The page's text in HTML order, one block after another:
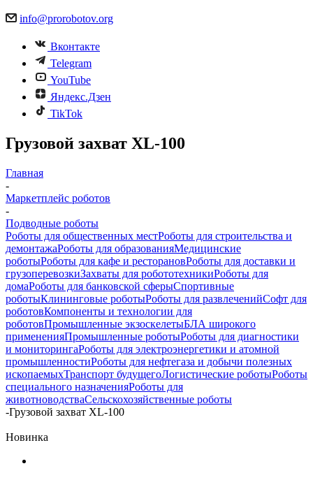
info@prorobotov.org
Вконтакте
Telegram
YouTube
Яндекс.Дзен
TikTok
Грузовой захват XL-100
Главная
-
Маркетплейс роботов
-
Подводные роботы
Роботы для общественных местРоботы для строительства и
демонтажаРоботы для образованияМедицинские
роботыРоботы для кафе и ресторановРоботы для доставки и
грузоперевозкиЗахваты для робототехникиРоботы для
домаРоботы для банковской сферыСпортивные
роботыКлининговые роботыРоботы для развлеченийСофт для
роботовКомпоненты и технологии для
роботовПромышленные экзоскелетыБЛА широкого
примененияПромышленные роботыРоботы для диагностики
и мониторингаРоботы для электроэнергетики и атомной
промышленностиРоботы для нефтегаза и добычи полезных
ископаемыхТранспорт будущегоЛогистические роботыРоботы
специального назначенияРоботы для
животноводстваСельскохозяйственные роботы
-Грузовой захват XL-100
Новинка